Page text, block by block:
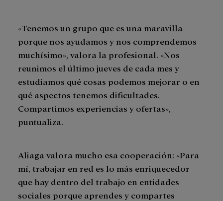
«Tenemos un grupo que es una maravilla
porque nos ayudamos y nos comprendemos
muchísimo», valora la profesional. «Nos
reunimos el último jueves de cada mes y
estudiamos qué cosas podemos mejorar o en
qué aspectos tenemos dificultades.
Compartimos experiencias y ofertas»,
puntualiza.
Aliaga valora mucho esa cooperación: «Para
mí, trabajar en red es lo más enriquecedor
que hay dentro del trabajo en entidades
sociales porque aprendes y compartes